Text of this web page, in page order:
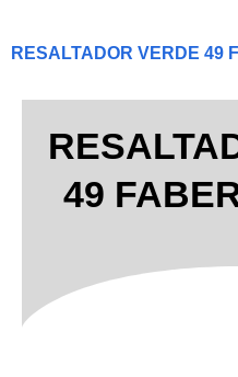
RESALTADOR VERDE 49
49